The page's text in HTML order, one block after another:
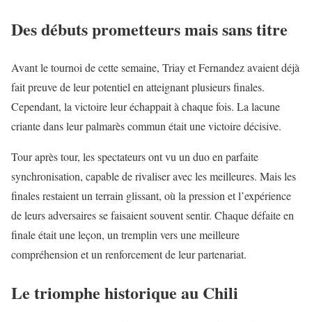
Des débuts prometteurs mais sans titre
Avant le tournoi de cette semaine, Triay et Fernandez avaient déjà
fait preuve de leur potentiel en atteignant plusieurs finales.
Cependant, la victoire leur échappait à chaque fois. La lacune
criante dans leur palmarès commun était une victoire décisive.
Tour après tour, les spectateurs ont vu un duo en parfaite
synchronisation, capable de rivaliser avec les meilleures. Mais les
finales restaient un terrain glissant, où la pression et l’expérience
de leurs adversaires se faisaient souvent sentir. Chaque défaite en
finale était une leçon, un tremplin vers une meilleure
compréhension et un renforcement de leur partenariat.
Le triomphe historique au Chili